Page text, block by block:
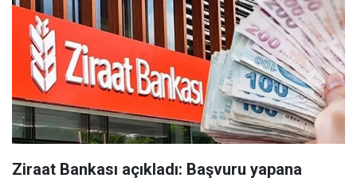
Ziraat Bankası açıkladı: Başvuru yapana